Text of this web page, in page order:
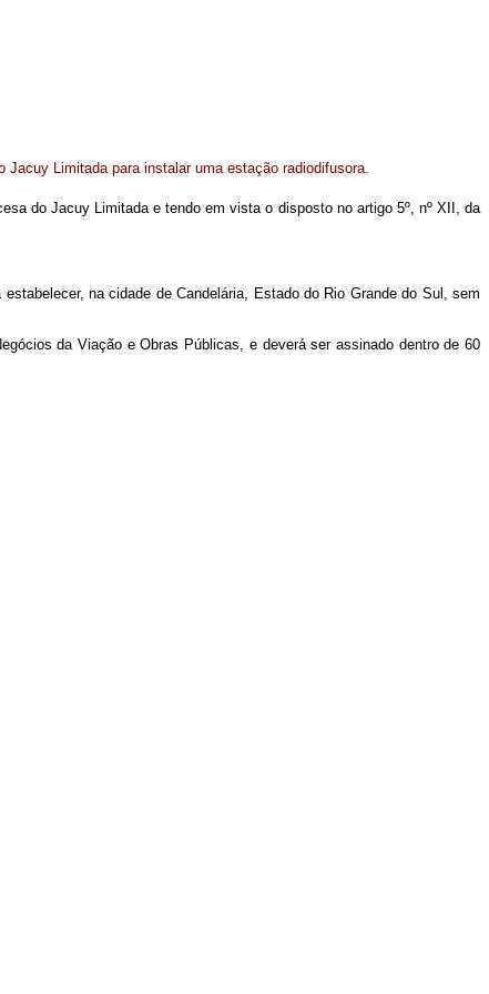
Jacuy Limitada para instalar uma estação radiodifusora.
do Jacuy Limitada e tendo em vista o disposto no artigo 5º, nº XII, da
na cidade de Candelária, Estado do Rio Grande do Sul, sem
da Viação e Obras Públicas, e deverá ser assinado dentro de 60